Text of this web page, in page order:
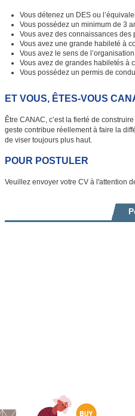
Vous détenez un DES ou
Vous possédez un minimum de 3
Vous avez des connaissances
Vous avez une grande habileté à
Vous avez le sens de
Vous avez de grandes habiletés à
Vous possédez un permis de
ET VOUS, ÊTES-VOUS
Être CANAC, c’est la fierté de
geste contribue réellement à faire la
de viser toujours plus haut.
POUR POSTULER
Veuillez envoyer votre CV à l'attention